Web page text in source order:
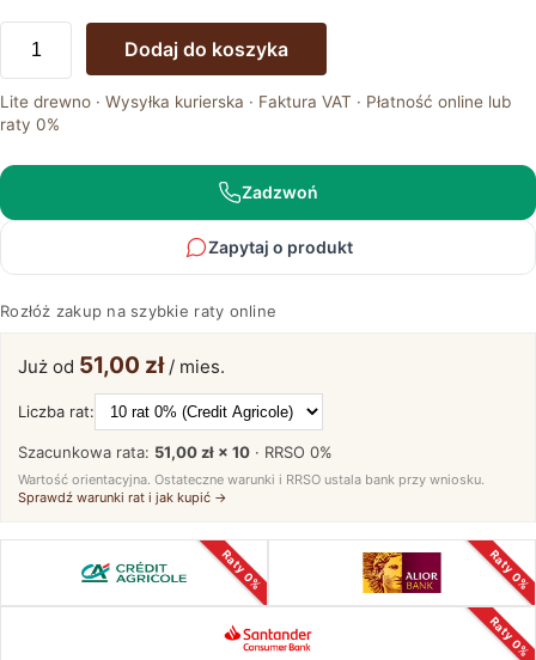
Eleganckie
Poduszki
Maseri
180x200
–
do
Sypialni
Dodaj do koszyka
Lite drewno · Wysyłka kurierska · Faktura VAT · Płatność online lub
raty 0%
Zadzwoń
Zapytaj o produkt
Rozłóż zakup na szybkie raty online
Już od 51,00 zł/ mies.
Liczba rat:
Szacunkowa rata: 51,00 zł × 10 · RRSO 0%
Wartość orientacyjna. Ostateczne warunki i RRSO ustala bank przy wniosku.
Sprawdź warunki rat i jak kupić →
Raty 0%
Raty 0%
Raty 0%